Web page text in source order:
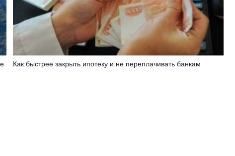
Как быстрее закрыть ипотеку и не переплачивать банкам